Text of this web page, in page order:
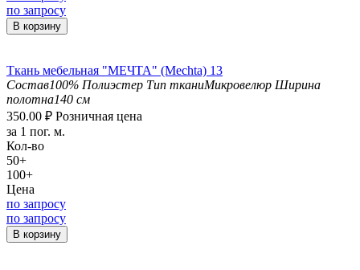
по запросу
В корзину
Ткань мебельная "МЕЧТА" (Mechta) 13
Состав100% Полиэстер Тип тканиМикровелюр Ширина
полотна140 см
350.00 ₽ Розничная цена
за 1 пог. м.
Кол-во
50+
100+
Цена
по запросу
по запросу
В корзину